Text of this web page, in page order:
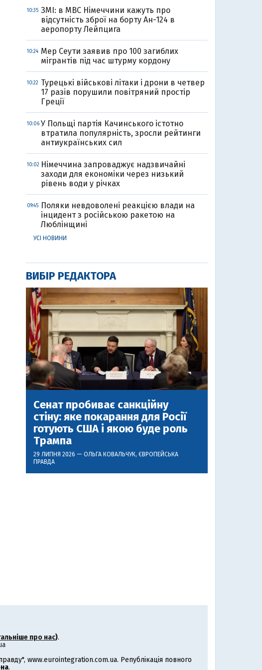
10:35 ЗМІ: в МВС Німеччини кажуть про
відсутність зброї на борту Ан-124 в
аеропорту Лейпцига
10:24 Мер Сеути заявив про 100 загиблих
мігрантів під час штурму кордону
10:22 Турецькі військові літаки і дрони в четвер
17 разів порушили повітряний простір
Греції
10:06 У Польщі партія Качинського істотно
втратила популярність, зросли рейтинги
антиукраїнських сил
10:02 Німеччина запроваджує надзвичайні
заходи для економіки через низький
рівень води у річках
09:45
Поляки невдоволені реакцією влади на
інцидент з російською ракетою на
Люблінщині
УСІ НОВИНИ
ВИБІР РЕДАКТОРА
Сенат пробиває санкційну
стіну: яке покарання для Росії
готують США і якою буде роль
Трампа
29 ЛИПНЯ 2026 — ОЛЬГА КОВАЛЬЧУК, ЄВРОПЕЙСЬКА
ПРАВДА
про нас).
www.eurointegration.com.ua. Републікація повного
.